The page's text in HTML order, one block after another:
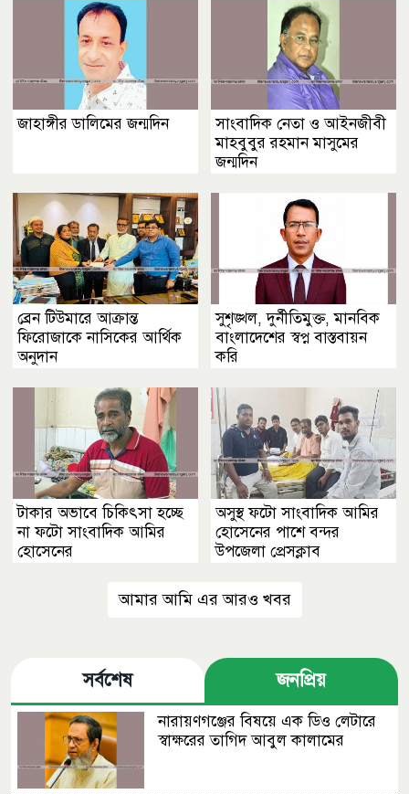
জাহাঙ্গীর ডালিমের জন্মদিন
সাংবাদিক নেতা ও আইনজীবী
মাহবুবুর রহমান মাসুমের
জন্মদিন
ব্রেন টিউমারে আক্রান্ত
ফিরোজাকে নাসিকের আর্থিক
অনুদান
সুশৃঙ্খল, দুর্নীতিমুক্ত, মানবিক
বাংলাদেশের স্বপ্ন বাস্তবায়ন
করি
টাকার অভাবে চিকিৎসা হচ্ছে
না ফটো সাংবাদিক আমির
হোসেনের
অসুস্থ ফটো সাংবাদিক আমির
হোসেনের পাশে বন্দর
উপজেলা প্রেসক্লাব
আমার আমি এর আরও খবর
সর্বশেষ জনপ্রিয়
নারায়ণগঞ্জের বিষয়ে এক ডিও লেটারে
স্বাক্ষরের তাগিদ আবুল কালামের